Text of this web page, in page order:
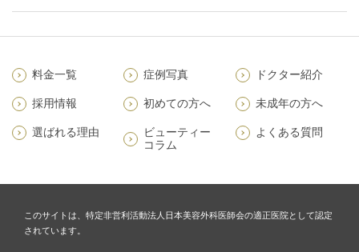
料金一覧 症例写真 ドクター紹介
採用情報 初めての方へ 未成年の方へ
選ばれる理由
ビューティー
コラム
よくある質問
このサイトは、特定非営利活動法人日本美容外科医師会の適正医院として認定
されています。